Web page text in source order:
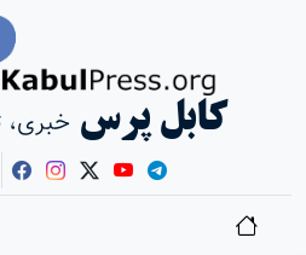
کابل پرس خبری،